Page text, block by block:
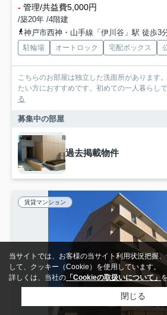
- 管理/共益費5,000円
/築20年 /4階建
神戸市西神・山手線「伊川谷」駅 徒歩3
駐輪場 オートロック 宅配ボックス
こちらのお部屋は独立した洗面所があります
たい方におすすめです。初めての一人暮らし
る
募集中の部屋
過去掲載物件
賃貸マンション
当サイトでは、お客様の当サイト利用状況把握
して、クッキー（Cookie）を使用しています。
詳しくは、当社の 「Cookieの取扱いについて」
閉じる